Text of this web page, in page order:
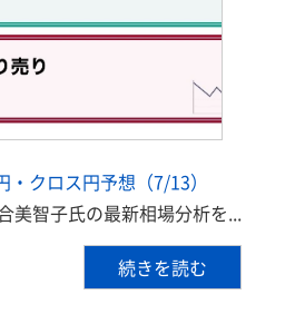
・クロス円予想（7/13）
美智子氏の最新相場分析を...
続きを読む